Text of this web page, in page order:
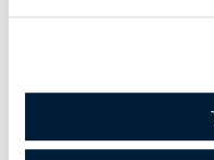
Meddela barnets
tid, avgift börjar